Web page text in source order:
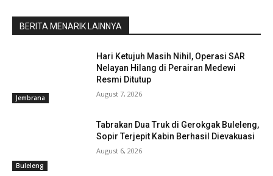
PT Mitra Prodin Mulai Gelar
Interview Terbuka Tahap Pertama
BERITA MENARIK LAINNYA
Jembrana
Hari Ketujuh Masih Nihil, Operasi SAR
Nelayan Hilang di Perairan Medewi
Resmi Ditutup
August 7, 2026
Buleleng
Tabrakan Dua Truk di Gerokgak Buleleng,
Sopir Terjepit Kabin Berhasil Dievakuasi
August 6, 2026